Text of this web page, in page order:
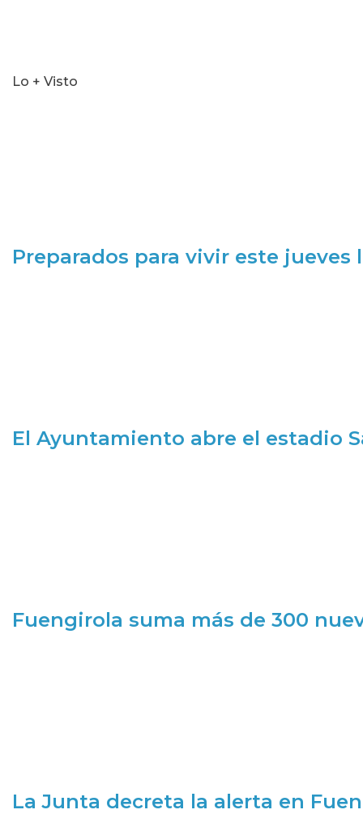
Lo + Visto
Preparados para vivir este jueves
El Ayuntamiento abre el estadio
Fuengirola suma más de 300
La Junta decreta la alerta en